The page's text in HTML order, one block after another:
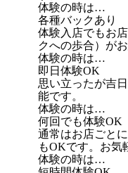
体験の時は…
各種バックあり
体験入店でもお
クへの歩合）が
体験の時は…
即日体験OK
思い立ったが吉
能です。
体験の時は…
何回でも体験OK
通常はお店ごと
もOKです。お気
体験の時は…